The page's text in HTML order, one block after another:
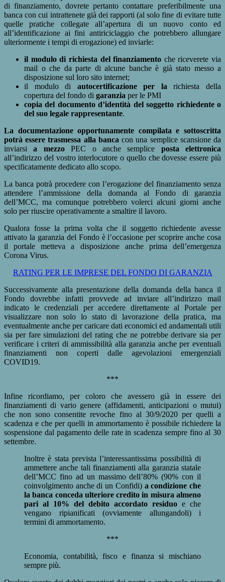
di finanziamento, dovrete pertanto contattare preferibilmente una
banca con cui intrattenete già dei rapporti (al solo fine di evitare tutte
quelle pratiche collegate all’apertura di un nuovo conto ed
all’identificazione ai fini antiriciclaggio che potrebbero allungare
ulteriormente i tempi di erogazione) ed inviarle:
il modulo di richiesta del finanziamento che riceverete via
mail o che da parte di alcune banche è già stato messo a
disposizione sul loro sito internet;
il modulo di autocertificazione per la richiesta della
copertura del fondo di garanzia per le PMI
copia del documento d’identità del soggetto richiedente o
del suo legale rappresentante.
La documentazione opportunamente compilata e sottoscritta
potrà essere trasmessa alla banca con una semplice scansione da
inviarsia mezzoPEC o anche semplice posta elettronica
all’indirizzo del vostro interlocutore o quello che dovesse essere più
specificatamente dedicato allo scopo.
La banca potrà procedere con l’erogazione del finanziamento senza
attendere l’ammissione della domanda al Fondo di garanzia
dell’MCC, ma comunque potrebbero volerci alcuni giorni anche
solo per riuscire operativamente a smaltire il lavoro.
Qualora fosse la prima volta che il soggetto richiedente avesse
attivato la garanzia del Fondo è l’occasione per scoprire anche cosa
il portale metteva a disposizione anche prima dell’emergenza
Corona Virus.
RATING PER LE IMPRESE DEL FONDO DI GARANZIA
Successivamente alla presentazione della domanda della banca il
Fondo dovrebbe infatti provvede ad inviare all’indirizzo mail
indicato le credenziali per accedere direttamente al Portale per
visualizzare non solo lo stato di lavorazione della pratica, ma
eventualmente anche per caricare dati economici ed andamentali utili
sia per fare simulazioni del rating che ne potrebbe derivare sia per
verificare i criteri di ammissibilità alla garanzia anche per eventuali
finanziamenti non coperti dalle agevolazioni emergenziali
COVID19.
***
Infine ricordiamo, per coloro che avessero già in essere dei
finanziamenti di vario genere (affidamenti, anticipazioni o mutui)
che non sono consentite revoche fino al 30/9/2020 per quelli a
scadenza e che per quelli in ammortamento è possibile richiedere la
sospensione dal pagamento delle rate in scadenza sempre fino al 30
settembre.
Inoltre è stata prevista l’interessantissima possibilità di
ammettere anche tali finanziamenti alla garanzia statale
dell’MCC fino ad un massimo dell’80% (90% con il
coinvolgimento anche di un Confidi) a condizione che
la banca conceda ulteriore credito in misura almeno
pari al 10% del debito accordato residuo e che
vengano ripianificati (ovviamente allungandoli) i
termini di ammortamento.
***
Economia, contabilità, fisco e finanza si mischiano
sempre più.